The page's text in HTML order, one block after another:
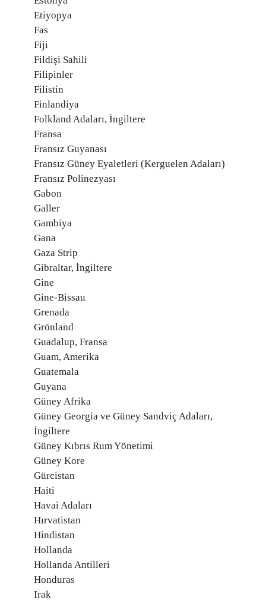
Etiyopya
Fas
Fiji
Fildişi Sahili
Filipinler
Filistin
Finlandiya
Folkland Adaları, İngiltere
Fransa
Fransız Guyanası
Fransız Güney Eyaletleri (Kerguelen Adaları)
Fransız Polinezyası
Gabon
Galler
Gambiya
Gana
Gaza Strip
Gibraltar, İngiltere
Gine
Gine-Bissau
Grenada
Grönland
Guadalup, Fransa
Guam, Amerika
Guatemala
Guyana
Güney Afrika
Güney Georgia ve Güney Sandviç Adaları,
İngiltere
Güney Kıbrıs Rum Yönetimi
Güney Kore
Gürcistan
Haiti
Havai Adaları
Hırvatistan
Hindistan
Hollanda
Hollanda Antilleri
Honduras
Irak